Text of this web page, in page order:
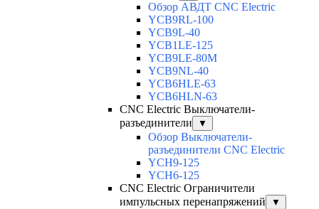
Обзор АВДТ CNC Electric
YCB9RL-100
YCB9L-40
YCB1LE-125
YCB9LE-80M
YCB9NL-40
YCB6HLE-63
YCB6HLN-63
CNC Electric Выключатели-
разъединители
▼
Обзор Выключатели-
разъединители CNC Electric
YCH9-125
YCH6-125
CNC Electric Ограничители
импульсных перенапряжений
▼